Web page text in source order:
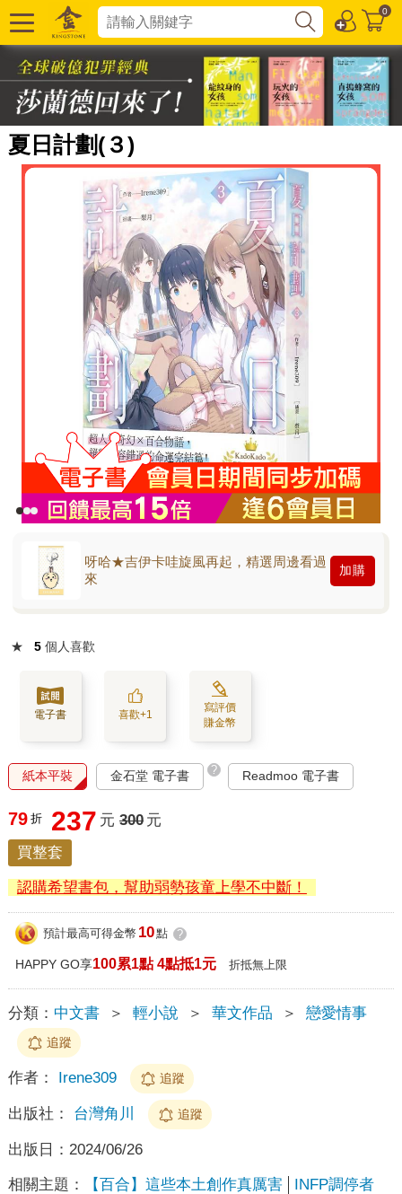
0
夏日計劃(３)
呀哈★吉伊卡哇旋風再起，精選周邊看過
來
加購
★ 5 個人喜歡
電子書 喜歡+1
寫評價
賺金幣
紙本平裝 金石堂 電子書 ? Readmoo 電子書
79 折 237 元 300 元
買整套
認購希望書包，幫助弱勢孩童上學不中斷！
預計最高可得金幣 10點 ?
HAPPY GO享100累1點 4點抵1元 折抵無上限
分類： 中文書 ＞ 輕小說 ＞ 華文作品 ＞ 戀愛情事
追蹤
作者： Irene309 追蹤
出版社： 台灣角川 追蹤
出版日： 2024/06/26
相關主題： 【百合】這些本土創作真厲害 INFP調停者